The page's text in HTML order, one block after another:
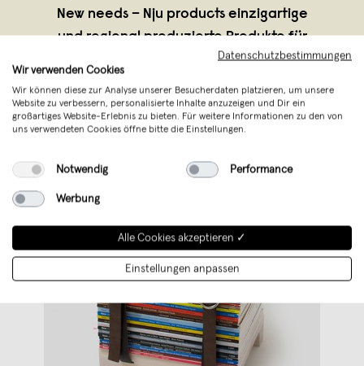
New needs – Nju products einzigartige
und regional produzierte Produkte für
dein Zuhause.Datenschutzbestimmungen
Wir verwenden Cookies
Wir können diese zur Analyse unserer Besucherdaten platzieren, um unsere
Website zu verbessern, personalisierte Inhalte anzuzeigen und Dir ein
großartiges Website-Erlebnis zu bieten. Für weitere Informationen zu den von
uns verwendeten Cookies öffne bitte die Einstellungen.
Notwendig Performance
Werbung
Alle Cookies akzeptieren ✓
Einstellungen anpassen